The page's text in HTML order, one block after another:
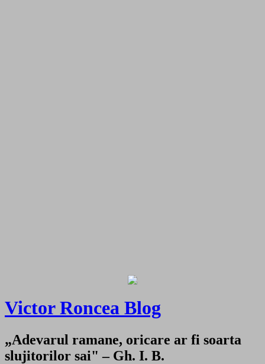
Victor Roncea Blog
„Adevarul ramane, oricare ar fi soarta
slujitorilor sai" – Gh. I. B.